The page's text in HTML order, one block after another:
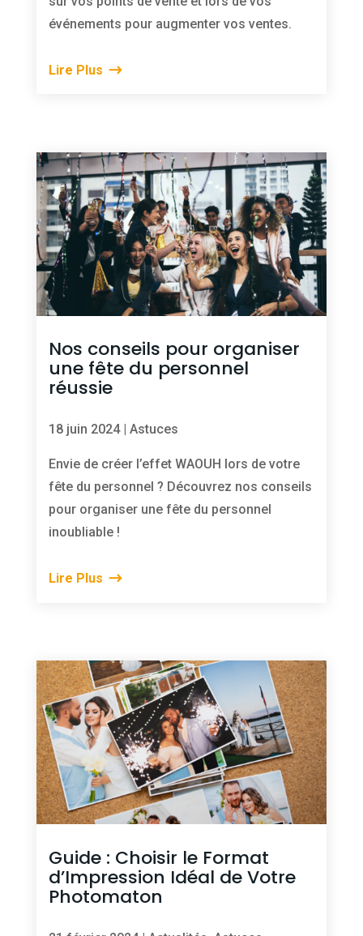
événements pour augmenter vos ventes.
Lire Plus
Nos conseils pour organiser
une fête du personnel
réussie
18 juin 2024| Astuces
Envie de créer l’effet WAOUH lors de votre
fête du personnel ? Découvrez nos conseils
pour organiser une fête du personnel
inoubliable !
Lire Plus
Guide : Choisir le Format
d’Impression Idéal de Votre
Photomaton